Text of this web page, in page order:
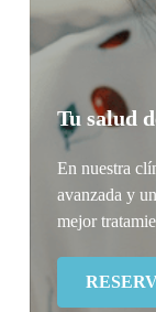
Tu salud
En nuestra
avanzada y
mejor